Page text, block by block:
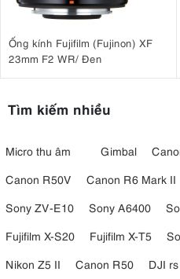
Ống kính Fujifilm (Fujinon) XF
23mm F2 WR/ Đen
Tìm kiếm nhiều
Micro thu âm Gimbal
Canon R50V
Canon R6 Mark II
Sony ZV-E10
Sony A6400
Fujifilm X-S20
Fujifilm X-T5
Nikon Z5 II
Canon R50 DJI